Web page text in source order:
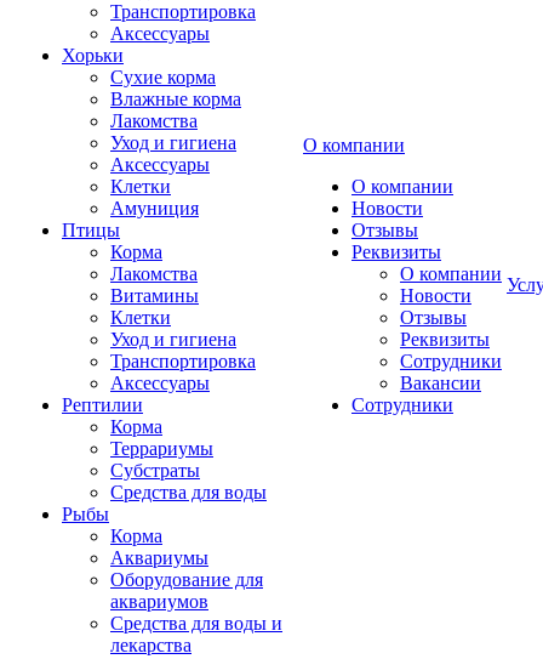
Транспортировка
Аксессуары
Хорьки
Сухие корма
Влажные корма
Лакомства
Уход и гигиена
Аксессуары
Клетки
Амуниция
Птицы
Корма
Лакомства
Витамины
Клетки
Уход и гигиена
Транспортировка
Аксессуары
Рептилии
Корма
Террариумы
Субстраты
Средства для воды
Рыбы
Корма
Аквариумы
Оборудование для
аквариумов
Средства для воды и
лекарства
О компании
О компании
Новости
Отзывы
Реквизиты
О компании
Новости
Отзывы
Реквизиты
Сотрудники
Вакансии
Сотрудники